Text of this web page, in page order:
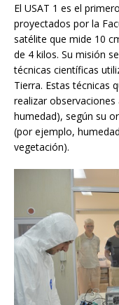
El USAT 1 es el
proyectados por la
satélite que mide 10
de 4 kilos. Su misión
técnicas científicas
Tierra. Estas técnicas
realizar
humedad), según su
(por ejemplo,
vegetación).